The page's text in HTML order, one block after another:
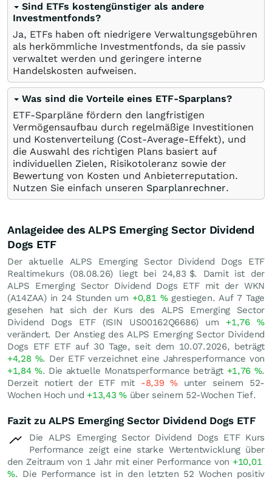
Sind ETFs kostengünstiger als andere
Investmentfonds?
Ja, ETFs haben oft niedrigere Verwaltungsgebühren
als herkömmliche Investmentfonds, da sie passiv
verwaltet werden und geringere interne
Handelskosten aufweisen.
Was sind die Vorteile eines ETF-Sparplans?
ETF-Sparpläne fördern den langfristigen
Vermögensaufbau durch regelmäßige Investitionen
und Kostenverteilung (Cost-Average-Effekt), und
die Auswahl des richtigen Plans basiert auf
individuellen Zielen, Risikotoleranz sowie der
Bewertung von Kosten und Anbieterreputation.
Nutzen Sie einfach unseren Sparplanrechner.
Anlageidee des ALPS Emerging Sector Dividend
Dogs ETF
Der aktuelle ALPS Emerging Sector Dividend Dogs ETF
Realtimekurs (08.08.26) liegt bei 24,83 $. Damit ist der
ALPS Emerging Sector Dividend Dogs ETF mit der WKN
(A14ZAA) in 24 Stunden um +0,81 %gestiegen. Auf 7 Tage
gesehen hat sich der Kurs des ALPS Emerging Sector
Dividend Dogs ETF (ISIN US00162Q6686) um +1,76%
verändert. Der Anstieg des ALPS Emerging Sector Dividend
Dogs ETF ETF auf 30 Tage, seit dem 10.07.2026, beträgt
+4,28 %. Der ETF verzeichnet eine Jahresperformance von
+1,84%. Die aktuelle Monatsperformance beträgt +1,76 %.
Derzeit notiert der ETF mit -8,39%unter seinem 52-
Wochen Hoch und +13,43%über seinem 52-Wochen Tief.
Fazit zu ALPS Emerging Sector Dividend Dogs ETF
Die ALPS Emerging Sector Dividend Dogs ETF Kurs
Performance zeigt eine starke Wertentwicklung über
den Zeitraum von 1 Jahr mit einer Performance von +10,01
%. Die Performance ist in den letzten 52 Wochen positiv